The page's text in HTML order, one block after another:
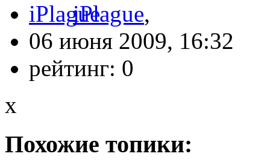
iPlague,
06 июня 2009, 16:32
рейтинг: 0
x
Похожие топики: